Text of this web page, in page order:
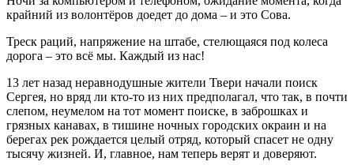
крайний из волонтёров доедет до дома – и это Сова.
Треск раций, напряжение на штабе, стелющаяся под колеса
дорога – это всё мы. Каждый из нас!
13 лет назад неравнодушные жители Твери начали поиск
Сергея, но вряд ли кто-то из них предполагал, что так, в почти
слепом, неумелом на тот момент поиске, в заброшках и
грязных канавах, в тишине ночных городских окраин и на
берегах рек рождается целый отряд, который спасет не одну
тысячу жизней. И, главное, нам теперь верят и доверяют.